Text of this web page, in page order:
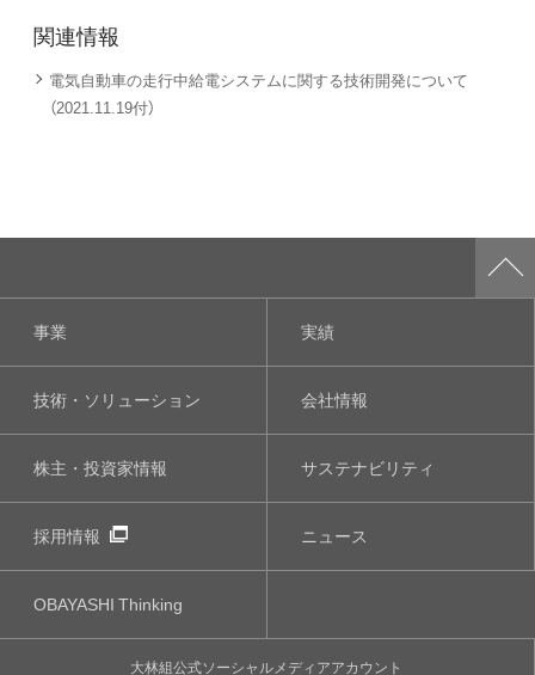
関連情報
電気自動車の走行中給電システムに関する技術開発について
（2021.11.19付）
事業 実績
技術・ソリューション 会社情報
株主・投資家情報 サステナビリティ
採用情報 ニュース
OBAYASHIThinking
大林組公式ソーシャルメディアアカウント